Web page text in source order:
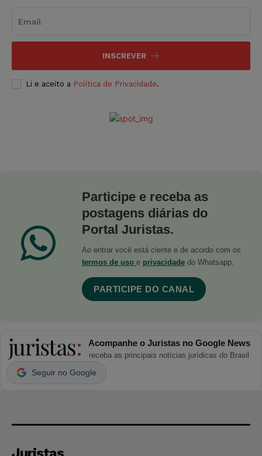
INSCREVER
Li e aceito a Política de Privacidade.
Participe e receba as
postagens diárias do
Portal Juristas.
Ao entrar você está ciente e de acordo com os
termos de uso e privacidade do Whatsapp.
PARTICIPE DO CANAL
Acompanhe o Juristas no Google News
receba as principais notícias jurídicas do Brasil
Seguir no Google